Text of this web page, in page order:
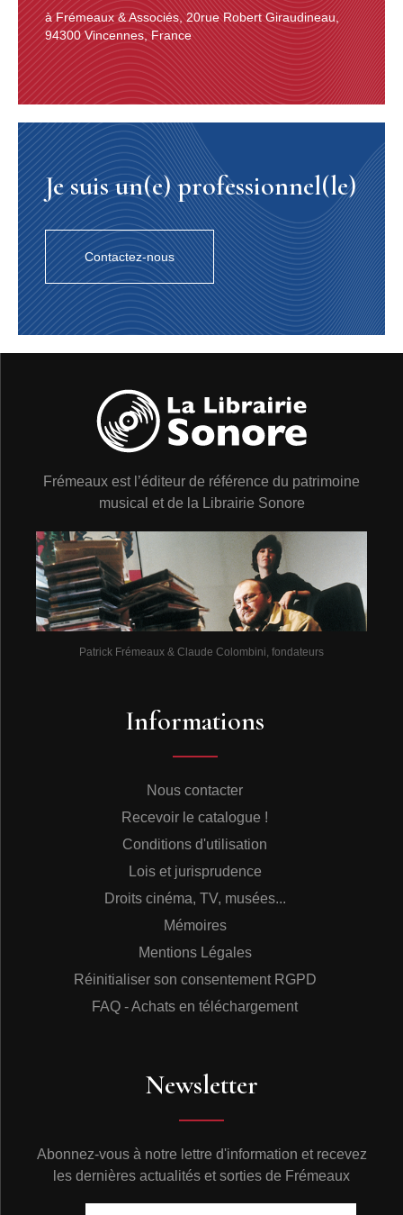
à Frémeaux & Associés, 20rue Robert Giraudineau,
94300 Vincennes, France
Je suis un(e) professionnel(le)
Contactez-nous
Frémeaux est l’éditeur de référence du patrimoine
musical et de la Librairie Sonore
Patrick Frémeaux & Claude Colombini, fondateurs
Informations
Nous contacter
Recevoir le catalogue !
Conditions d'utilisation
Lois et jurisprudence
Droits cinéma, TV, musées...
Mémoires
Mentions Légales
Réinitialiser son consentement RGPD
FAQ - Achats en téléchargement
Newsletter
Abonnez-vous à notre lettre d'information et recevez
les dernières actualités et sorties de Frémeaux